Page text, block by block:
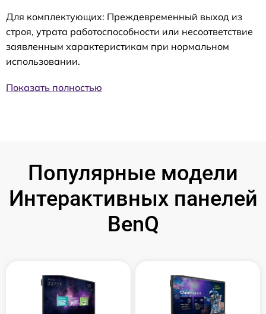
Для комплектующих: Преждевременный выход из
строя, утрата работоспособности или несоответствие
заявленным характеристикам при нормальном
использовании.
Показать полностью
Популярные модели
Интерактивных панелей
BenQ